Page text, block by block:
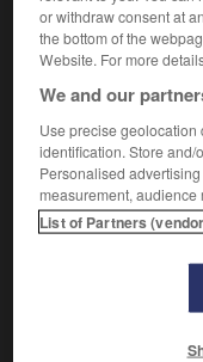
Cet article est
de la musique ».
Écrivain,
Domingue 1729 –
instrumentales
de Voltaire et de
l'Académie des
or withdraw consent at
the bottom of the
Website. For more
We and our
Use precise geolocation
identification. Store and/
Personalised
measurement,
List of Partners